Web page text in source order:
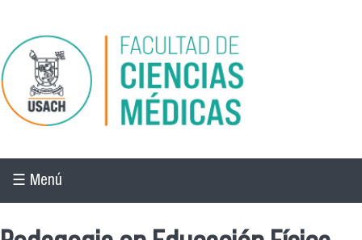
Pasar al contenido principal
☰ Menú